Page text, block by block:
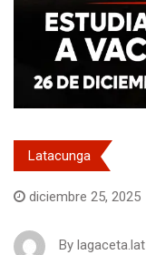
Latacunga
diciembre 25, 2025
By lagaceta.lat